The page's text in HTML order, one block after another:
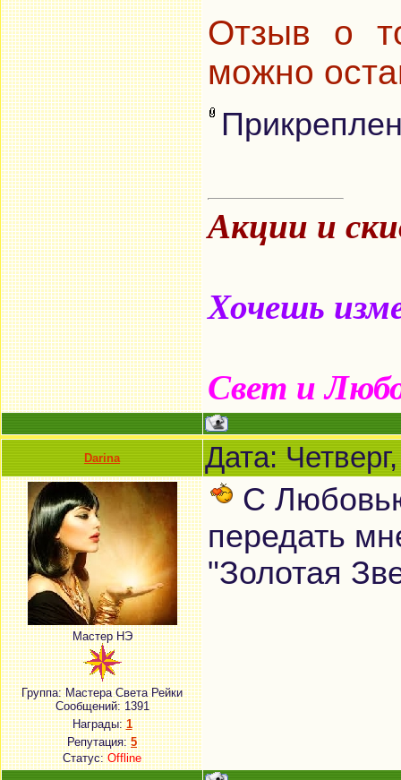
Отзыв о
можно
Акции и
Хочешь
Свет и
Darina Дата:
Мастер НЭ
Группа: Мастера Света Рейки
Сообщений:1391
Награды:1
Репутация:5
Статус:Offline
С
передать
"Золотая